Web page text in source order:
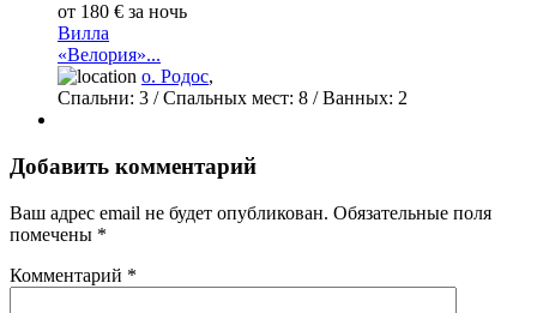
от 180 € за ночь
Вилла
«Велория»...
о. Родос,
Спальни: 3 / Спальных мест: 8 /Ванных: 2
Добавить комментарий
Ваш адрес email не будет опубликован. Обязательные поля
помечены *
Комментарий *